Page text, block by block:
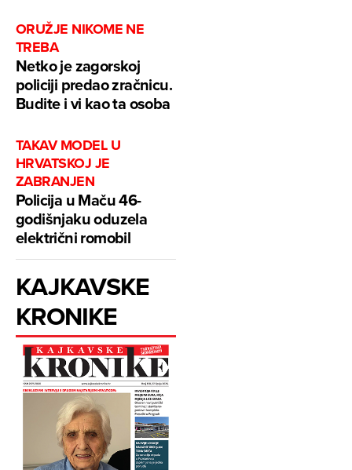
ORUŽJE NIKOME NE
TREBA
Netko je zagorskoj
policiji predao zračnicu.
Budite i vi kao ta osoba
TAKAV MODEL U
HRVATSKOJ JE
ZABRANJEN
Policija u Maču 46-
godišnjaku oduzela
električni romobil
KAJKAVSKE
KRONIKE